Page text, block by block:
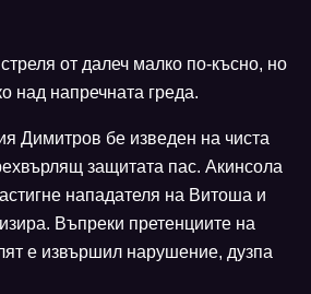
от далеч малко по-късно, но
над напречната греда.
Димитров бе изведен на чиста
защитата пас. Акинсола
нападателя на Витоша и
Въпреки претенциите на
е извършил нарушение, дузпа